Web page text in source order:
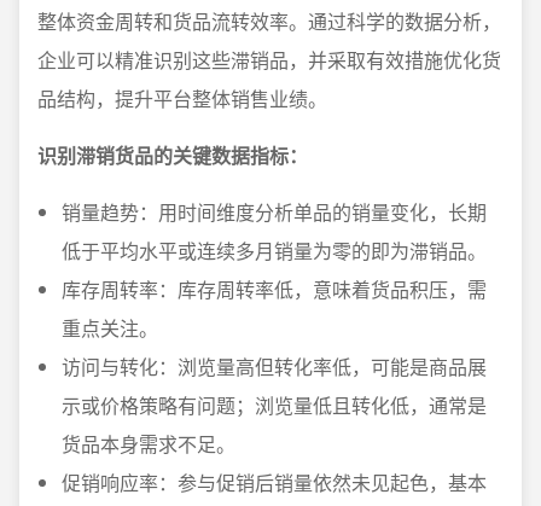
整体资金周转和货品流转效率。通过科学的数据分析，
企业可以精准识别这些滞销品，并采取有效措施优化货
品结构，提升平台整体销售业绩。
识别滞销货品的关键数据指标：
销量趋势：用时间维度分析单品的销量变化，长期
低于平均水平或连续多月销量为零的即为滞销品。
库存周转率：库存周转率低，意味着货品积压，需
重点关注。
访问与转化：浏览量高但转化率低，可能是商品展
示或价格策略有问题；浏览量低且转化低，通常是
货品本身需求不足。
促销响应率：参与促销后销量依然未见起色，基本